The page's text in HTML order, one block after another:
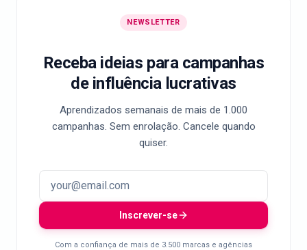
NEWSLETTER
Receba ideias para campanhas
de influência lucrativas
Aprendizados semanais de mais de 1.000
campanhas. Sem enrolação. Cancele quando
quiser.
Inscrever-se
Com a confiança de mais de 3.500 marcas e agências